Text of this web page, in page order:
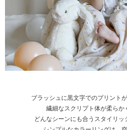
ブラッシュに黒文字でのプリント
繊細なスクリプト体が柔らか
どんなシーンにも合うスタイリッ